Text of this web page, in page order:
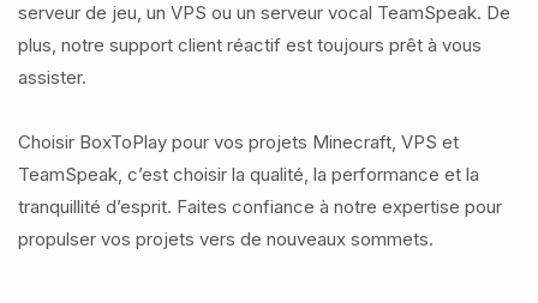
serveur de jeu, un VPS ou un serveur vocal TeamSpeak. De
plus, notre support client réactif est toujours prêt à vous
assister.
Choisir BoxToPlay pour vos projets Minecraft, VPS et
TeamSpeak, c’est choisir la qualité, la performance et la
tranquillité d’esprit. Faites confiance à notre expertise pour
propulser vos projets vers de nouveaux sommets.